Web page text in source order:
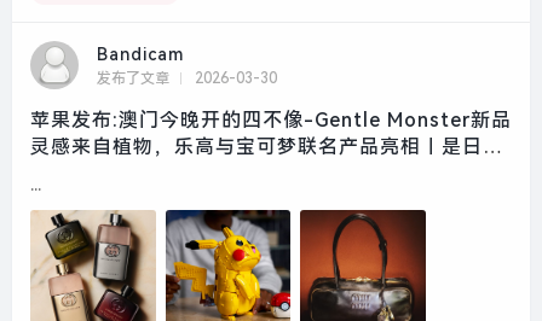
Bandicam
发布了文章 2026-03-30
苹果发布:澳门今晚开的四不像-Gentle Monster新品
灵感来自植物，乐高与宝可梦联名产品亮相｜是日美
...